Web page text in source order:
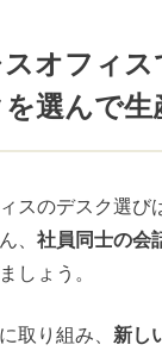
オフィス
選んで生
スのデスク選び
、 社員同士の会
しょう。
取り組み、 新し